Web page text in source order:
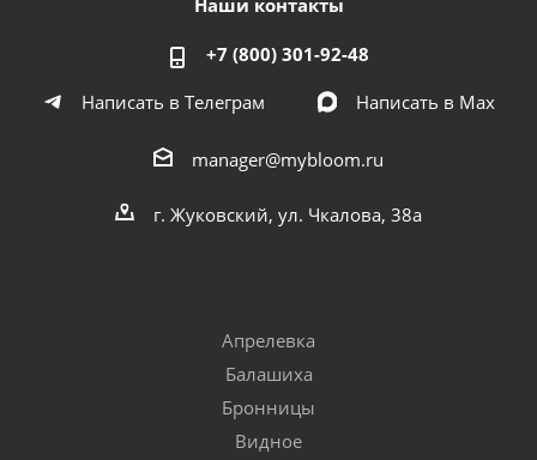
+7 (800) 301-92-48
Написать в Телеграм
Написать в Мах
manager@mybloom.ru
г. Жуковский, ул. Чкалова, 38а
Апрелевка
Балашиха
Бронницы
Видное